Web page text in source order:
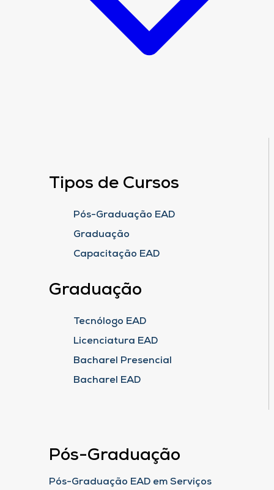
Tipos de Cursos
Pós-Graduação EAD
Graduação
Capacitação EAD
Graduação
Tecnólogo EAD
Licenciatura EAD
Bacharel Presencial
Bacharel EAD
Pós-Graduação
Pós-Graduação EAD em Serviços